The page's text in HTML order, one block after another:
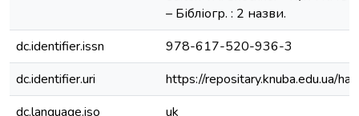
– Бібліогр. : 2 назви.
dc.identifier.issn
978-617-520-936-3
dc.identifier.uri
https://repositary.knuba.edu.ua/
dc.language.iso
uk